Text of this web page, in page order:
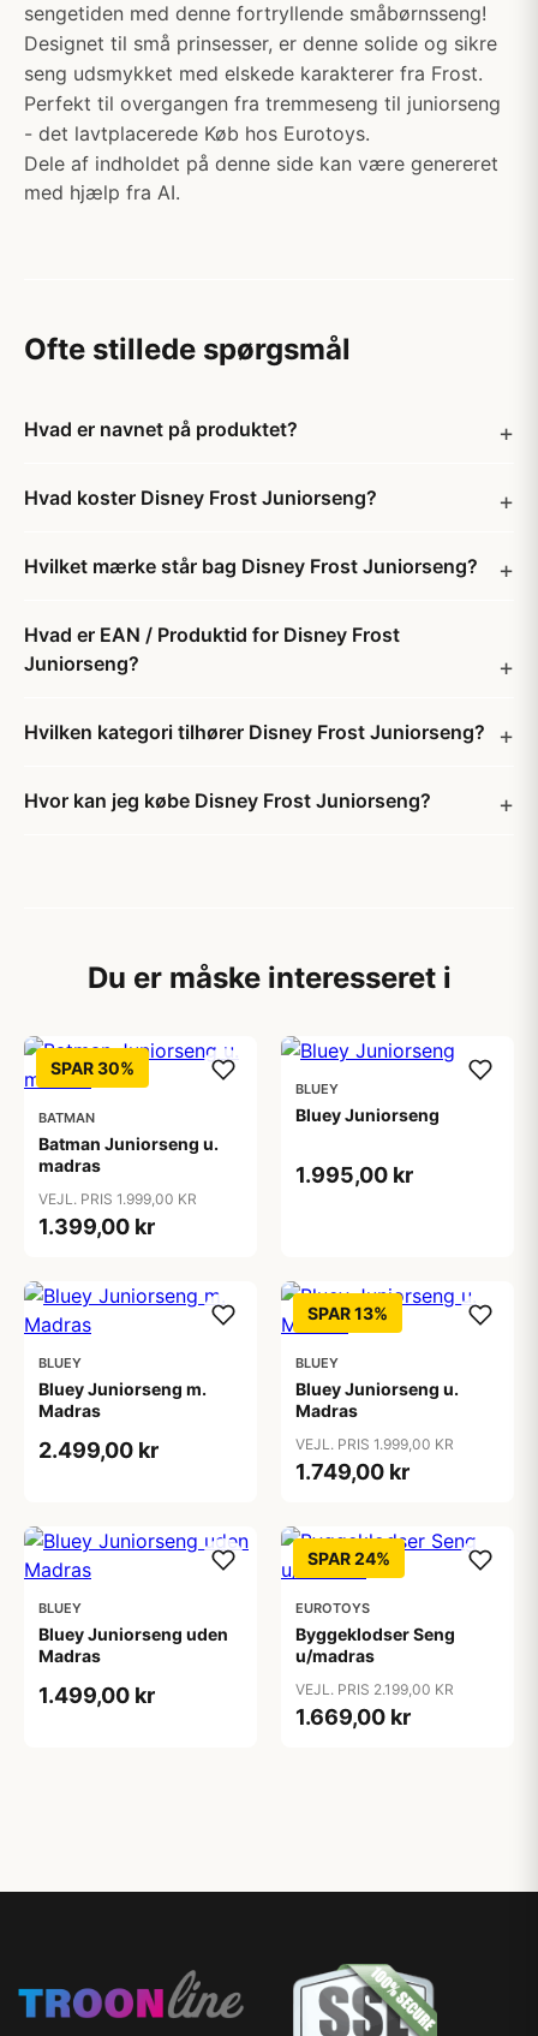
sengetiden med denne fortryllende småbørnsseng!
Designet til små prinsesser, er denne solide og sikre
seng udsmykket med elskede karakterer fra Frost.
Perfekt til overgangen fra tremmeseng til juniorseng
- det lavtplacerede Køb hos Eurotoys.
Dele af indholdet på denne side kan være genereret
med hjælp fra AI.
Ofte stillede spørgsmål
Hvad er navnet på produktet?
Hvad koster Disney Frost Juniorseng?
Hvilket mærke står bag Disney Frost Juniorseng?
Hvad er EAN / Produktid for Disney Frost
Juniorseng?
Hvilken kategori tilhører Disney Frost Juniorseng?
Hvor kan jeg købe Disney Frost Juniorseng?
Du er måske interesseret i
SPAR 30%
BATMAN
Batman Juniorseng u.
madras
VEJL. PRIS 1.999,00 KR
1.399,00 kr
BLUEY
Bluey Juniorseng
1.995,00 kr
BLUEY
Bluey Juniorseng m.
Madras
2.499,00 kr
SPAR 13%
BLUEY
Bluey Juniorseng u.
Madras
VEJL. PRIS 1.999,00 KR
1.749,00 kr
BLUEY
Bluey Juniorseng uden
Madras
1.499,00 kr
SPAR 24%
EUROTOYS
Byggeklodser Seng
u/madras
VEJL. PRIS 2.199,00 KR
1.669,00 kr